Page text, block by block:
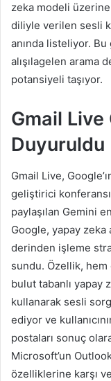
zeka modeli
diliyle verilen sesli
anında listeliyor.
alışılagelen arama
potansiyeli taşıyor.
Gmail Live
Duyuruldu
Gmail Live,
geliştirici
paylaşılan Gemini
Google, yapay zeka
derinden işleme
sundu. Özellik,
bulut tabanlı yapay
kullanarak sesli
ediyor ve
postaları sonuç
Microsoft’un
özelliklerine karşı